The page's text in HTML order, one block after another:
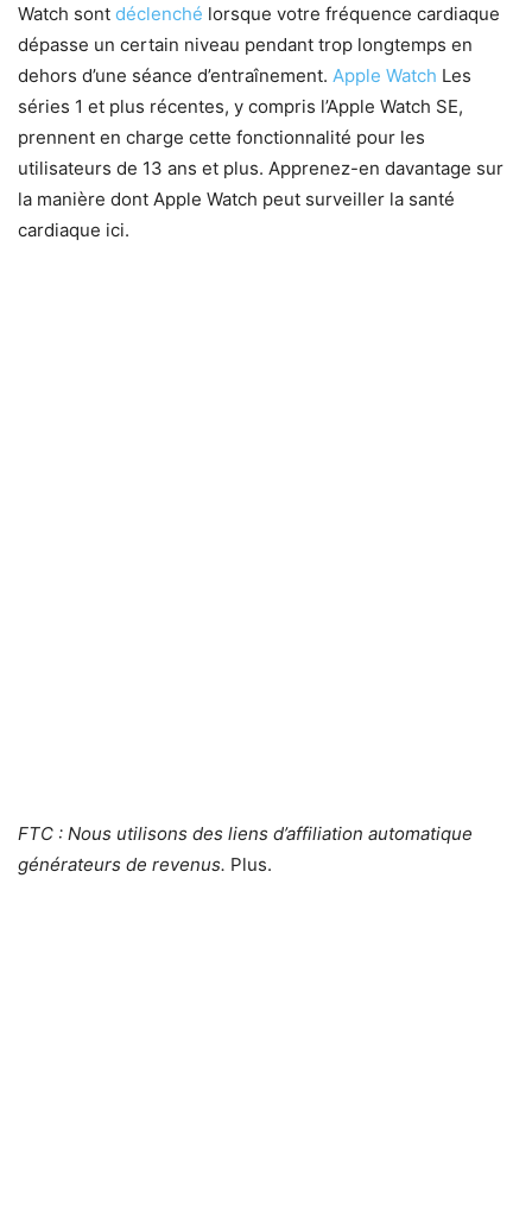
Watch sont déclenché lorsque votre fréquence cardiaque
dépasse un certain niveau pendant trop longtemps en
dehors d’une séance d’entraînement. Apple Watch Les
séries 1 et plus récentes, y compris l’Apple Watch SE,
prennent en charge cette fonctionnalité pour les
utilisateurs de 13 ans et plus. Apprenez-en davantage sur
la manière dont Apple Watch peut surveiller la santé
cardiaque ici.
FTC : Nous utilisons des liens d’affiliation automatique
générateurs de revenus. Plus.